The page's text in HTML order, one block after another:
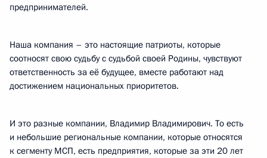
предпринимателей.
Наша компания – это настоящие патриоты, которые
соотносят свою судьбу с судьбой своей Родины, чувствуют
ответственность за её будущее, вместе работают над
достижением национальных приоритетов.
И это разные компании, Владимир Владимирович. То есть
и небольшие региональные компании, которые относятся
к сегменту МСП, есть предприятия, которые за эти 20 лет